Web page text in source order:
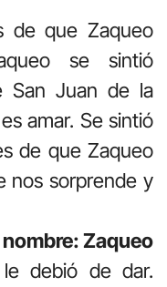
de que Zaqueo
se sintió
San Juan de la
amar. Se sintió
de que Zaqueo
nos sorprende y
Zaqueo
debió de dar.